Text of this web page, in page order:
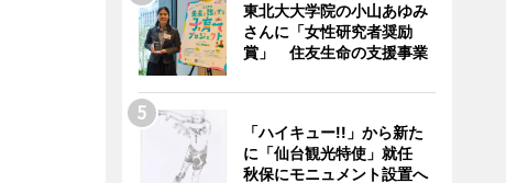
東北大大学院の小山あゆみ
さんに「女性研究者奨励
賞」 住友生命の支援事業
「ハイキュー!!」から新た
に「仙台観光特使」就任
秋保にモニュメント設置へ